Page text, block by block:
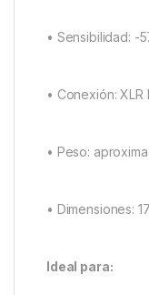
• Sensibilidad: -
• Conexión:
• Peso:
• Dimensiones:
Ideal para: